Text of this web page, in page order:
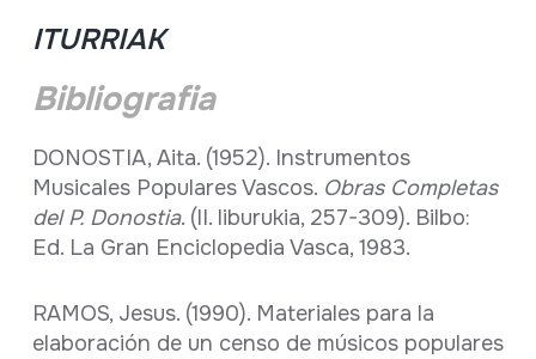
ITURRIAK
Bibliografia
DONOSTIA, Aita. (1952). Instrumentos
Musicales Populares Vascos. Obras Completas
del P. Donostia. (II. liburukia, 257-309). Bilbo:
Ed. La Gran Enciclopedia Vasca, 1983.
RAMOS, Jesus. (1990). Materiales para la
elaboración de un censo de músicos populares